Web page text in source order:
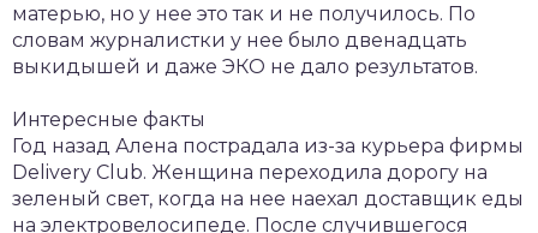
матерью, но у нее это так и не получилось. По
словам журналистки у нее было двенадцать
выкидышей и даже ЭКО не дало результатов.
Интересные факты
Год назад Алена пострадала из-за курьера фирмы
Delivery Club. Женщина переходила дорогу на
зеленый свет, когда на нее наехал доставщик еды
на электровелосипеде. После случившегося